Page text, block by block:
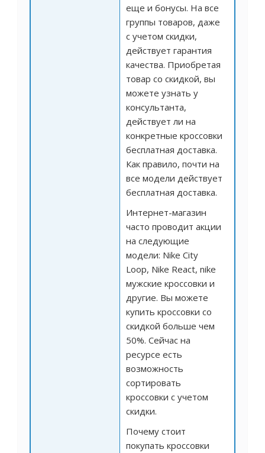
еще и бонусы. На все
группы товаров, даже
с учетом скидки,
действует гарантия
качества. Приобретая
товар со скидкой, вы
можете узнать у
консультанта,
действует ли на
конкретные кроссовки
бесплатная доставка.
Как правило, почти на
все модели действует
бесплатная доставка.
Интернет-магазин
часто проводит акции
на следующие
модели: Nike City
Loop, Nike React, nike
мужские кроссовки и
другие. Вы можете
купить кроссовки со
скидкой больше чем
50%. Сейчас на
ресурсе есть
возможность
сортировать
кроссовки с учетом
скидки.
Почему стоит
покупать кроссовки